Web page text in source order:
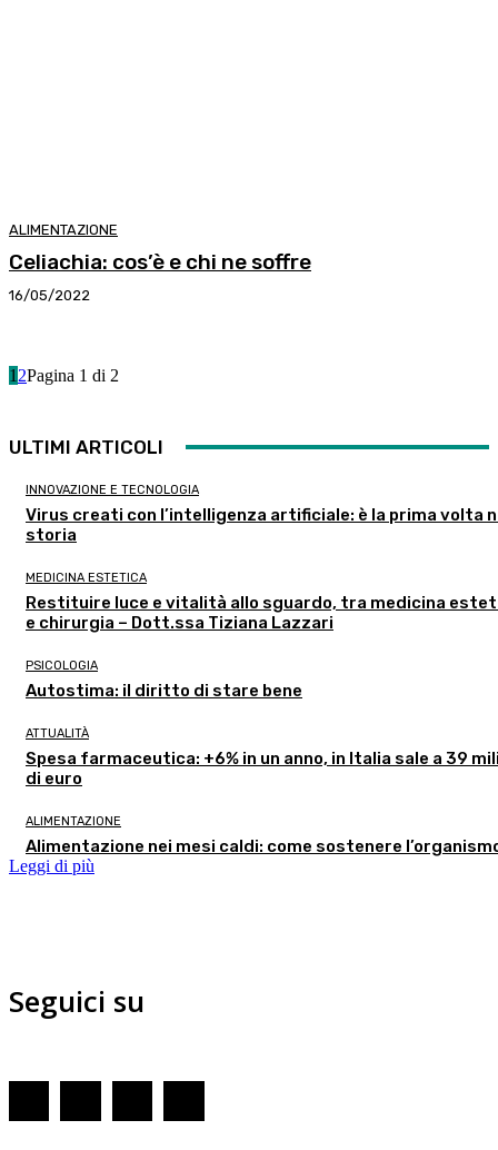
ALIMENTAZIONE
Celiachia: cos’è e chi ne soffre
16/05/2022
1 2Pagina 1 di 2
ULTIMI ARTICOLI
INNOVAZIONE E TECNOLOGIA
Virus creati con l’intelligenza artificiale: è la prima volta
storia
MEDICINA ESTETICA
Restituire luce e vitalità allo sguardo, tra medicina
e chirurgia – Dott.ssa Tiziana Lazzari
PSICOLOGIA
Autostima: il diritto di stare bene
ATTUALITÀ
Spesa farmaceutica: +6% in un anno, in Italia sale a 39
di euro
ALIMENTAZIONE
Alimentazione nei mesi caldi: come sostenere
Leggi di più
Seguici su